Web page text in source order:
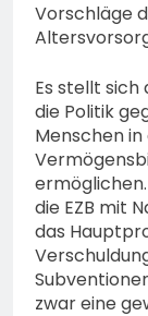
Vorschläge
Es stellt
die Politik
Menschen
ermöglichen.
die EZB mit
das
zwar eine